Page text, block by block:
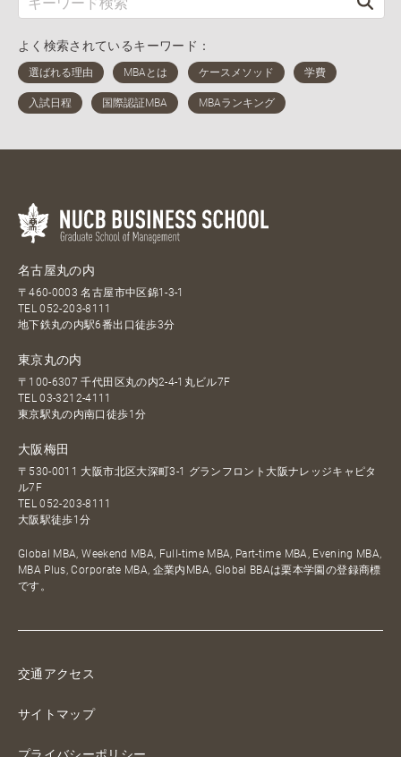
よく検索されているキーワード：
名古屋丸の内
〒460-0003 名古屋市中区錦1-3-1
TEL052-203-8111
地下鉄丸の内駅6番出口徒歩3分
東京丸の内
〒100-6307 千代田区丸の内2-4-1丸ビル7F
TEL03-3212-4111
東京駅丸の内南口徒歩1分
大阪梅田
〒530-0011 大阪市北区大深町3-1 グランフロント大阪ナレッジキャピタ
ル7F
TEL052-203-8111
大阪駅徒歩1分
Global MBA, Weekend MBA, Full-time MBA, Part-time MBA, Evening MBA,
MBA Plus, Corporate MBA, 企業内MBA, Global BBAは栗本学園の登録商標
です。
交通アクセス
サイトマップ
プライバシーポリシー